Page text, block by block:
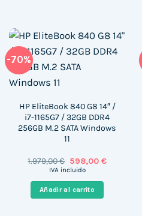
-70%
HP EliteBook 840 G8 14″ /
i7-1165G7 / 32GB DDR4
256GB M.2 SATA Windows
11
1.979,00€ El
precio
era:
1.979,00 €.
598,00 €El
IVA incluido
Añadir al carrito